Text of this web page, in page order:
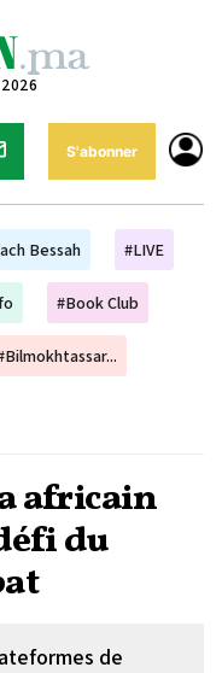
S'abonner
Bessah #LIVE
#Book Club
africain
du
de